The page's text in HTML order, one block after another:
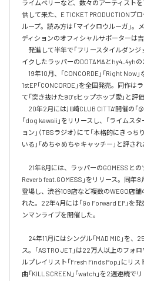
ライムベリーなど、数々のアーティスト
供して来た、E TICKET PRODUCTIONプ
ループ。読み方は「マイクロウルーガ」
ディションのオフィシャルサポーターは
発進して半年で「フリースタイルダンジ
イクしたラッパーのDOTAMAとhy4_4yh
19年10月、「CONCORDE」「Right Now
1stEP「CONCORDE」を全国発売。同作
て「突き抜けた90’sヒップホップ愛」と評
20年2月には川崎CLUB CITTA’開催の「
「dog kawaii」をリリースし、「ライムス
ョン」（TBSラジオ）にて「本格的にきっ
いる」「めちゃめちゃキャッチー」と評され
21年6月には、ラッパーのGOMESSとの
Reverb feat.GOMESS」をリリース。同年
登場し、渋谷109店など複数のWEGO店
れた。22年4月には「Go Forward EP」を
ンマンライブを開催した。
24年11月にはシングル「MAD MIC」を、
ス。「ASTRO JET」は22万人以上のフォ
ルプレイリスト「Fresh Finds Pop」にリ
曲「KILL SCREEN」「watch」を2週連続